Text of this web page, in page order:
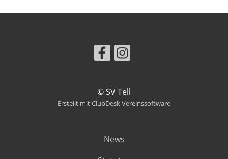
© SV Tell
Erstellt mit ClubDesk Vereinssoftware
News